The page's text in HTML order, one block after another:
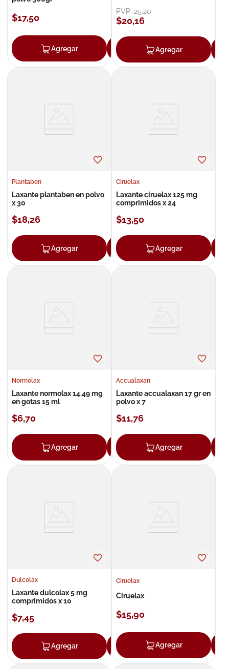
$17,50
Agregar Agregar
PVP:25,20
$20,16
Agregar
Plantaben
Laxante plantaben en polvo
x 30
$18,26
Agregar Agregar
Ciruelax
Laxante ciruelax 125 mg
comprimidos x 24
$13,50
Agregar
Normolax
Laxante normolax 14.49 mg
en gotas 15 ml
$6,70
Agregar Agregar
Accualaxan
Laxante accualaxan 17 gr en
polvo x 7
$11,76
Agregar
Dulcolax
Laxante dulcolax 5 mg
comprimidos x 10
$7,45
Agregar Agregar
Ciruelax
Ciruelax
$15,90
Agregar